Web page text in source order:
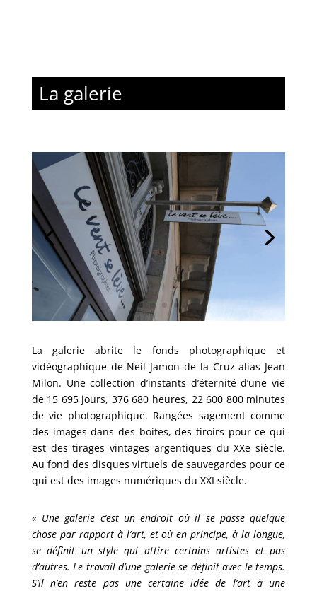
La galerie
La galerie abrite le fonds photographique et
vidéographique de Neil Jamon de la Cruz alias Jean
Milon. Une collection d’instants d’éternité d’une vie
de 15 695 jours, 376 680 heures, 22 600 800 minutes
de vie photographique. Rangées sagement comme
des images dans des boites, des tiroirs pour ce qui
est des tirages vintages argentiques du XXe siècle.
Au fond des disques virtuels de sauvegardes pour ce
qui est des images numériques du XXI siècle.
« Une galerie c’est un endroit où il se passe quelque
chose par rapport à l’art, et où en principe, à la longue,
se définit un style qui attire certains artistes et pas
d’autres. Le travail d’une galerie se définit avec le temps.
S’il n’en reste pas une certaine idée de l’art à une